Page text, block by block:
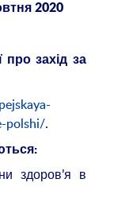
2020
про захід за
polshi/.
здоров’я в